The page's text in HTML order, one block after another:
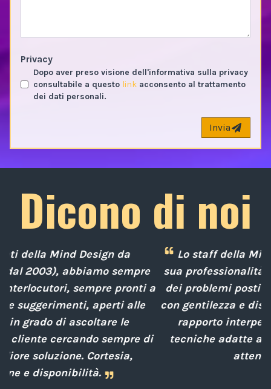
Privacy
Dopo aver preso visione dell'informativa sulla privacy
consultabile a questo link acconsento al trattamento
dei dati personali.
Invia
Dicono di noi
Lo staff della Mind Design ci ha mostrato la
sua professionalità nella soluzione tempestiva
dei problemi posti da noi nel corso degli anni,
con gentilezza e disponibilità nella gestione del
rapporto interpersonale, con competenze
tecniche adatte alle nostre esigenze sempre
attenti al cliente.